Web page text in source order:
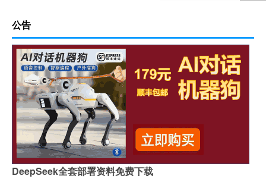
公告
DeepSeek全套部署资料免费下载